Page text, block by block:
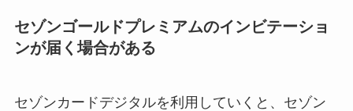
セゾンゴールドプレミアムのインビテーショ
ンが届く場合がある
セゾンカードデジタルを利用していくと、セゾン